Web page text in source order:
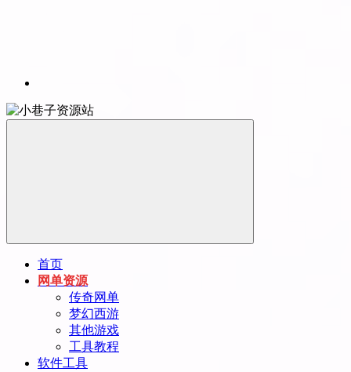
首页
网单资源
传奇网单
梦幻西游
其他游戏
工具教程
软件工具